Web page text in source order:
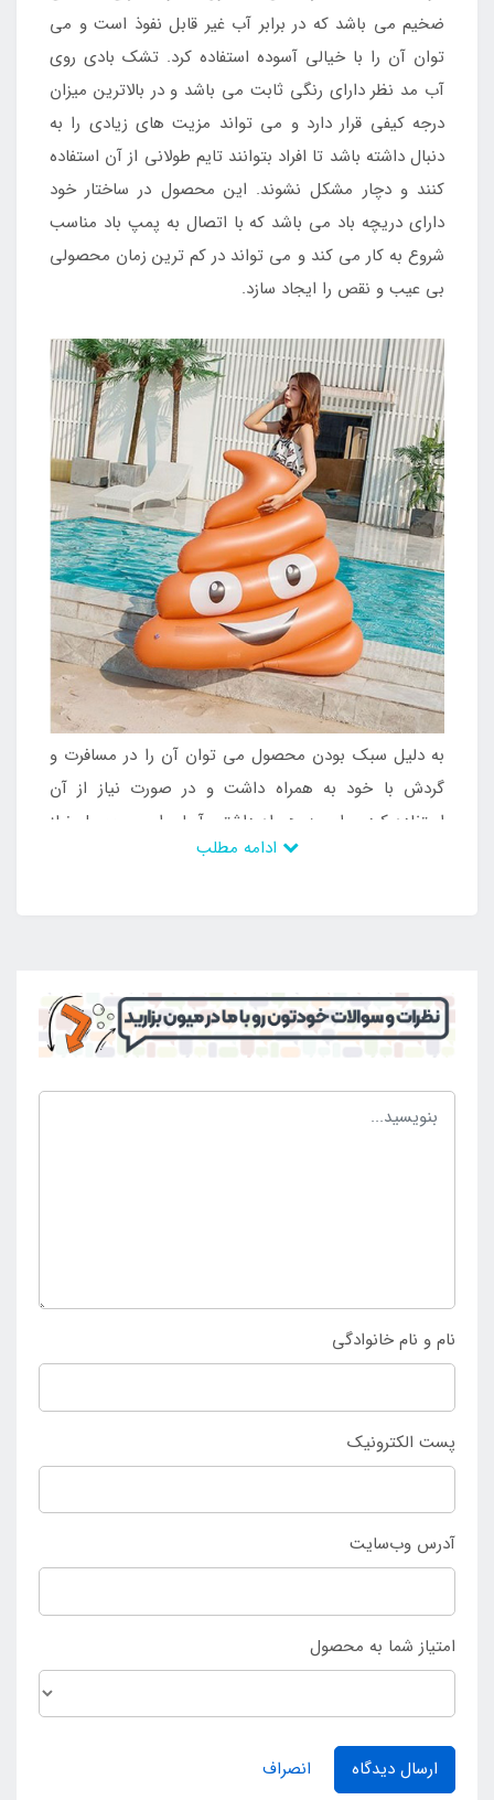
ضخیم می باشد که در برابر آب غیر قابل نفوذ است و می
توان آن را با خیالی آسوده استفاده کرد. تشک بادی روی
آب مد نظر دارای رنگی ثابت می باشد و در بالاترین میزان
درجه کیفی قرار دارد و می تواند مزیت های زیادی را به
دنبال داشته باشد تا افراد بتوانند تایم طولانی از آن استفاده
کنند و دچار مشکل نشوند. این محصول در ساختار خود
دارای دریچه باد می باشد که با اتصال به پمپ باد مناسب
شروع به کار می کند و می تواند در کم ترین زمان محصولی
بی عیب و نقص را ایجاد سازد.
به دلیل سبک بودن محصول می توان آن را در مسافرت و
گردش با خود به همراه داشت و در صورت نیاز از آن
استفاده کرد. برای به همراه داشتن آسان این محصول نیاز
به تخلیه بدنه از باد می باشد تا بتوان بدن را به حالت تاشو
محدودیت آن را با خود به همراه داشت. این محصول بی
نظیر دارای رویه موج دار است تا از سر خوردن افراد
جلوگیری شود و ایمن ترین حالت ممکن برای حضور افراد
در سطح آب های آرام باشد. این محصول ضخامت زیادی
دارد و در برابر اشعه خورشید نیز مقاومت دارد و می تواند
نام و نام خانوادگی
پست الکترونیک
آدرس وب‌سایت
امتیاز شما به محصول
ارسال دیدگاه انصراف